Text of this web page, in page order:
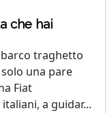
che hai
traghetto
una pare
Fiat
a guidar...